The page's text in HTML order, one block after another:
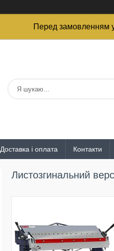
Перед замовленням
Доставка і оплата Контакти
Листозгинальний